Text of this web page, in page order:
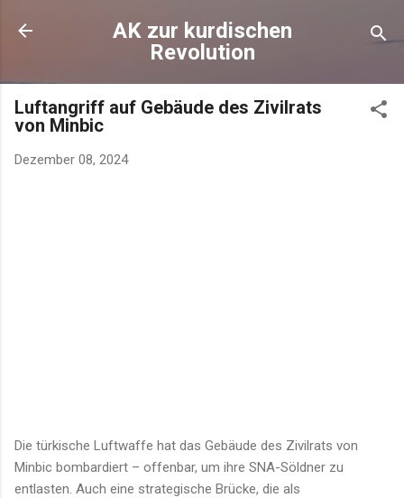
AK zur kurdischen
Revolution
Luftangriff auf Gebäude des Zivilrats
von Minbic
Dezember 08, 2024
Die türkische Luftwaffe hat das Gebäude des Zivilrats von
Minbic bombardiert – offenbar, um ihre SNA-Söldner zu
entlasten. Auch eine strategische Brücke, die als